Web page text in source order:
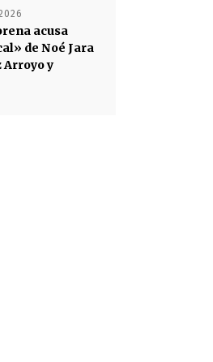
acusa
de Noé Jara
Arroyo y